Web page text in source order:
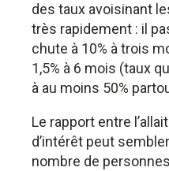
des taux avoisinant
très rapidement : il
chute à 10% à trois
1,5% à 6 mois (taux
à au moins 50%
Le rapport entre
d’intérêt peut
nombre de